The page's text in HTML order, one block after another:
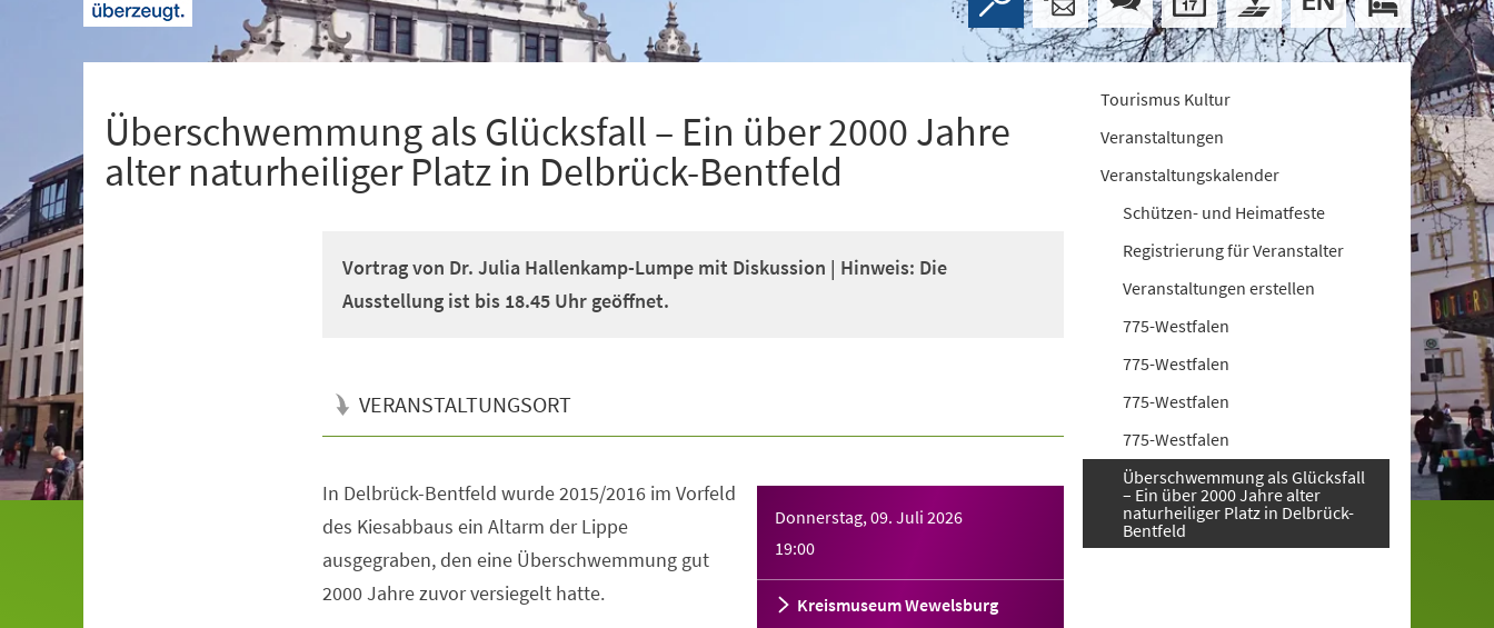
Überschwemmung als Glücksfall – Ein über 2000 Jahre
alter naturheiliger Platz in Delbrück-Bentfeld
Vortrag von Dr. Julia Hallenkamp-Lumpe mit Diskussion | Hinweis: Die
Ausstellung ist bis 18.45 Uhr geöffnet.
VERANSTALTUNGSORT
Donnerstag, 09. Juli 2026
19:00
Kreismuseum Wewelsburg
In Delbrück-Bentfeld wurde 2015/2016 im Vorfeld
des Kiesabbaus ein Altarm der Lippe
ausgegraben, den eine Überschwemmung gut
2000 Jahre zuvor versiegelt hatte.
Tourismus Kultur
Veranstaltungen
Veranstaltungskalender
Schützen- und Heimatfeste
Registrierung für Veranstalter
Veranstaltungen erstellen
775-Westfalen
775-Westfalen
775-Westfalen
775-Westfalen
Überschwemmung als Glücksfall
– Ein über 2000 Jahre alter
naturheiliger Platz in Delbrück-
Bentfeld